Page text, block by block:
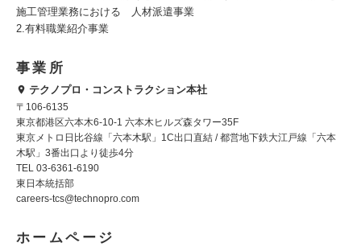
施工管理業務における 人材派遣事業
2.有料職業紹介事業
事業所
テクノプロ・コンストラクション本社
〒106-6135
東京都港区六本木6-10-1 六本木ヒルズ森タワー35F
東京メトロ日比谷線「六本木駅」1C出口直結 / 都営地下鉄大江戸線「六本
木駅」3番出口より徒歩4分
TEL 03-6361-6190
東日本統括部
careers-tcs@technopro.com
ホームページ